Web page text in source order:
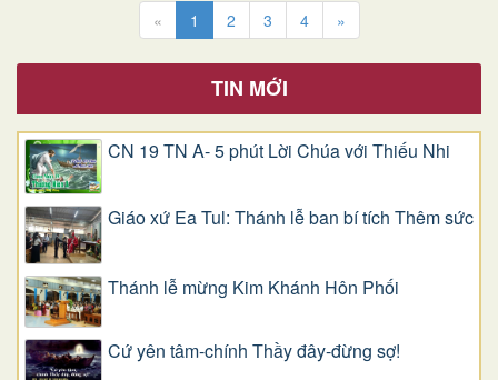
« 1 2 3 4 »
TIN MỚI
CN 19 TN A- 5 phút Lời Chúa với Thiếu Nhi
Giáo xứ Ea Tul: Thánh lễ ban bí tích Thêm sức
Thánh lễ mừng Kim Khánh Hôn Phối
Cứ yên tâm-chính Thầy đây-đừng sợ!